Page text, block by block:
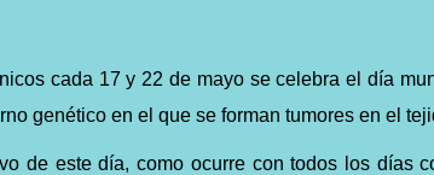
cada 17 y 22 de mayo se celebra el día
genético en el que se forman tumores en el
de este día, como ocurre con todos los días